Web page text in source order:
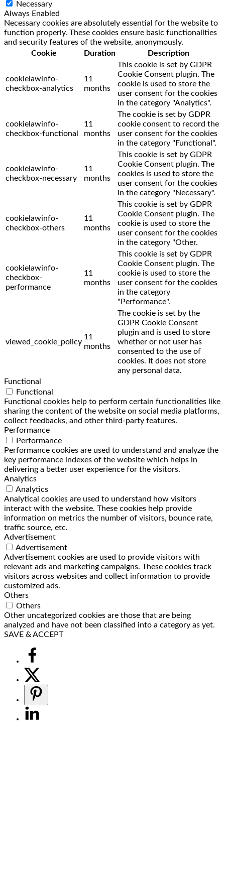
Necessary
Always Enabled
Necessary cookies are absolutely essential for the website to
function properly. These cookies ensure basic functionalities
and security features of the website, anonymously.
Cookie
Duration Description
cookielawinfo-
checkbox-analytics
11
months
This cookie is set by GDPR
Cookie Consent plugin. The
cookie is used to store the
user consent for the cookies
in the category "Analytics".
cookielawinfo-
checkbox-functional
11
months
The cookie is set by GDPR
cookie consent to record the
user consent for the cookies
in the category "Functional".
cookielawinfo-
checkbox-necessary
11
months
This cookie is set by GDPR
Cookie Consent plugin. The
cookies is used to store the
user consent for the cookies
in the category "Necessary".
cookielawinfo-
checkbox-others
11
months
This cookie is set by GDPR
Cookie Consent plugin. The
cookie is used to store the
user consent for the cookies
in the category "Other.
cookielawinfo-
checkbox-
performance
11
months
This cookie is set by GDPR
Cookie Consent plugin. The
cookie is used to store the
user consent for the cookies
in the category
"Performance".
viewed_cookie_policy
11
months
The cookie is set by the
GDPR Cookie Consent
plugin and is used to store
whether or not user has
consented to the use of
cookies. It does not store
any personal data.
Functional
Functional
Functional cookies help to perform certain functionalities like
sharing the content of the website on social media platforms,
collect feedbacks, and other third-party features.
Performance
Performance
Performance cookies are used to understand and analyze the
key performance indexes of the website which helps in
delivering a better user experience for the visitors.
Analytics
Analytics
Analytical cookies are used to understand how visitors
interact with the website. These cookies help provide
information on metrics the number of visitors, bounce rate,
traffic source, etc.
Advertisement
Advertisement
Advertisement cookies are used to provide visitors with
relevant ads and marketing campaigns. These cookies track
visitors across websites and collect information to provide
customized ads.
Others
Others
Other uncategorized cookies are those that are being
analyzed and have not been classified into a category as yet.
SAVE & ACCEPT